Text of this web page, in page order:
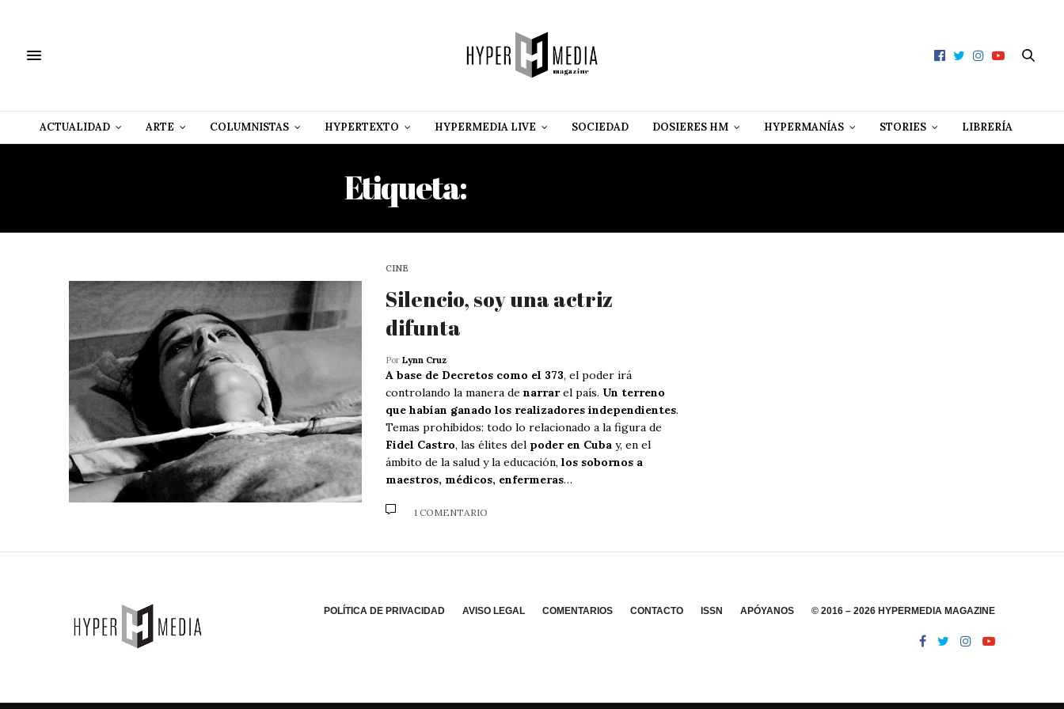
ACTUALIDAD ARTE COLUMNISTAS HYPERTEXTO HYPERMEDIA LIVE SOCIEDAD DOSIERES HM HYPERMANÍAS STORIES LIBRERÍA
Etiqueta:
CINE
Silencio, soy una actriz
difunta
Por Lynn Cruz
A base de Decretos como el 373, el poder irá
controlando la manera de narrarel país. Un terreno
que habían ganado los realizadores independientes.
Temas prohibidos: todo lo relacionado a la figura de
Fidel Castro, las élites del poder en Cuba y, en el
ámbito de la salud y la educación, los sobornos a
maestros, médicos, enfermeras…
1 COMENTARIO
POLÍTICA DE PRIVACIDAD AVISO LEGAL COMENTARIOS CONTACTO ISSN APÓYANOS © 2016 – 2026 HYPERMEDIA MAGAZINE